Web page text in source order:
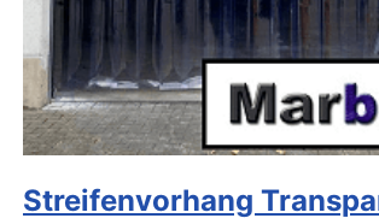
Streifenvorhang